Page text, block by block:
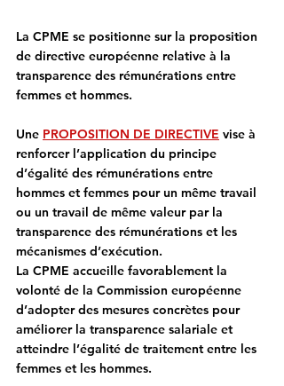
La CPME se positionne sur la proposition
de directive européenne relative à la
transparence des rémunérations entre
femmes et hommes.
Une PROPOSITION DE DIRECTIVE vise à
renforcer l’application du principe
d’égalité des rémunérations entre
hommes et femmes pour un même travail
ou un travail de même valeur par la
transparence des rémunérations et les
mécanismes d’exécution.
La CPME accueille favorablement la
volonté de la Commission européenne
d’adopter des mesures concrètes pour
améliorer la transparence salariale et
atteindre l’égalité de traitement entre les
femmes et les hommes.